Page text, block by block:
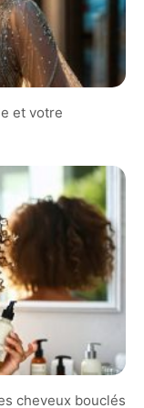
et votre
cheveux bouclés